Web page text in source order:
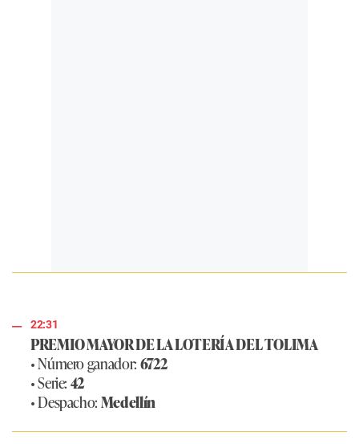
22:31
PREMIO MAYOR DE LA LOTERÍA DEL TOLIMA
• Número ganador:6722
• Serie:42
• Despacho:Medellín